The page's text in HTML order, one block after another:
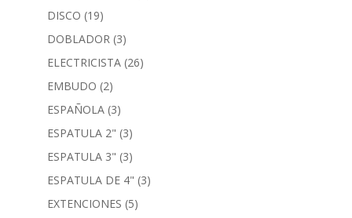
DISCO (19)
DOBLADOR (3)
ELECTRICISTA (26)
EMBUDO (2)
ESPAÑOLA (3)
ESPATULA 2" (3)
ESPATULA 3" (3)
ESPATULA DE 4" (3)
EXTENCIONES (5)